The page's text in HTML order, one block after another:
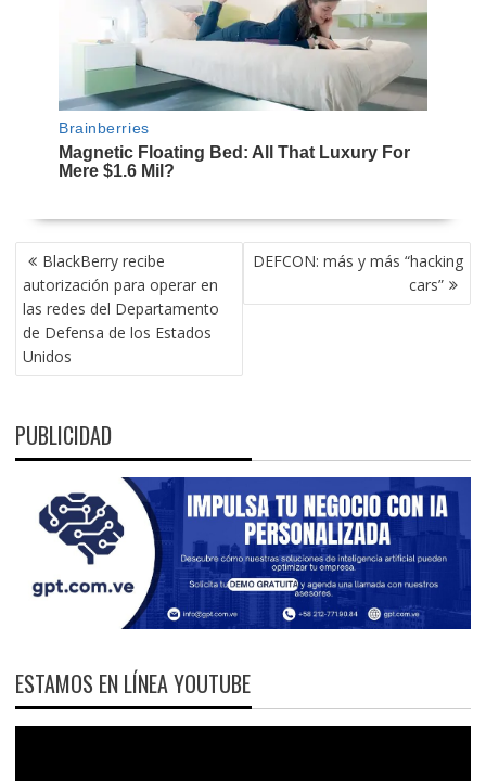
NAVEGACIÓN
DE
ENTRADAS
BlackBerry recibe
autorización para operar en
las redes del Departamento
de Defensa de los Estados
Unidos
DEFCON: más y más “hacking
cars”
PUBLICIDAD
ESTAMOS EN LÍNEA YOUTUBE